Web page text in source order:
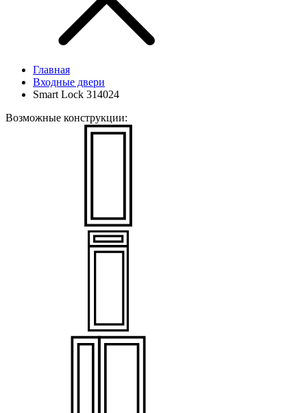
Главная
Входные двери
Smart Lock 314024
Возможные конструкции: